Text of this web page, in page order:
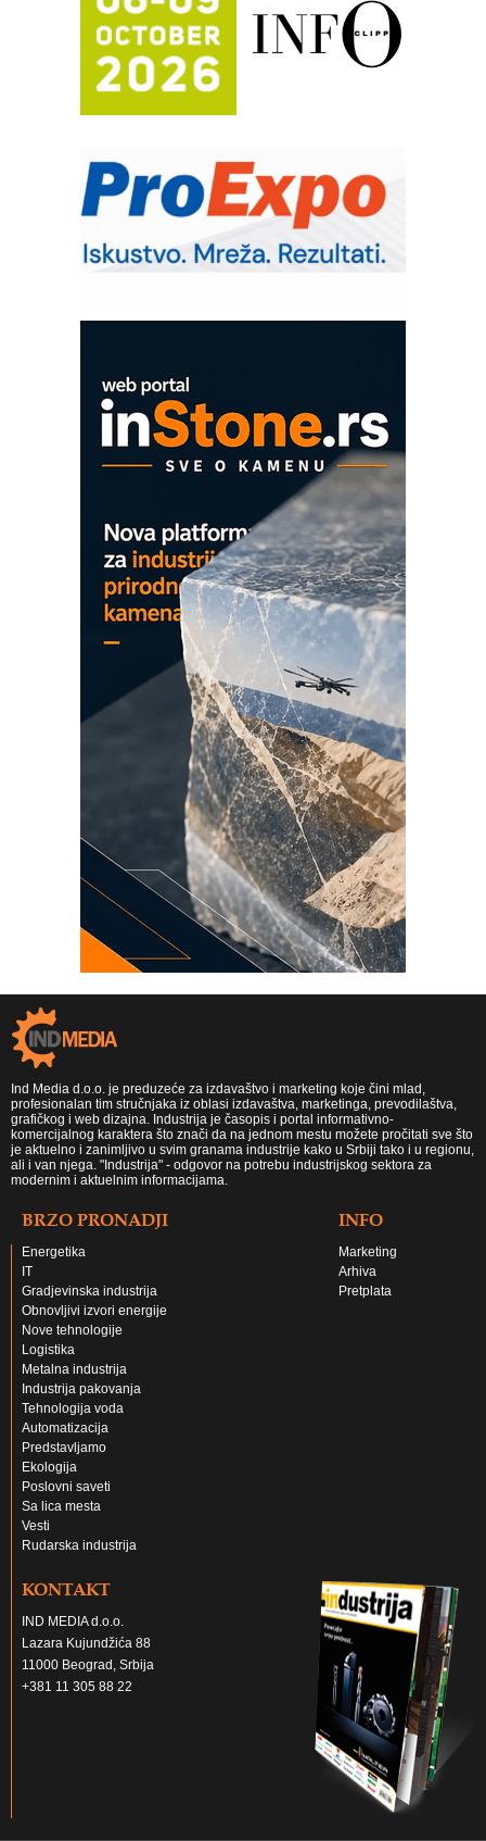
Automatizacija pakovanja · Display
(Shelf-Ready) omotnice
Potpuna efikasnost bez složenih
sistema
Trajna oznaka kao dugoročna korist
IB BLUMENAUER - više od 40 godina
poverenja u industriji
RMQ-TITAN ADVANCED INDICATOR
– Pametna signalizacija za efikasnije
upravljanje mašinama
era CNC merenja
Proizvodnja iC7 Hybrid 1500 VDC
mrežnog pretvarača sa tečnim
hlađenjem
COMBYPACK
EVOKS Maintenance Management
Ind Media d.o.o. je preduzeće za izdavaštvo i marketing koje čini mlad,
profesionalan tim stručnjaka iz oblasi izdavaštva, marketinga, prevodilaštva,
grafičkog i web dizajna. Industrija je časopis i portal informativno-
komercijalnog karaktera što znači da na jednom mestu možete pročitati sve što
je aktuelno i zanimljivo u svim granama industrije kako u Srbiji tako i u regionu,
ali i van njega. "Industrija" - odgovor na potrebu industrijskog sektora za
modernim i aktuelnim informacijama.
BRZO PRONADJI
Energetika
IT
Gradjevinska industrija
Obnovljivi izvori energije
Nove tehnologije
Logistika
Metalna industrija
Industrija pakovanja
Tehnologija voda
Automatizacija
Predstavljamo
Ekologija
Poslovni saveti
Sa lica mesta
Vesti
Rudarska industrija
INFO
Marketing
Arhiva
Pretplata
KONTAKT
IND MEDIA d.o.o.
Lazara Kujundžića 88
11000 Beograd, Srbija
+381 11 305 88 22